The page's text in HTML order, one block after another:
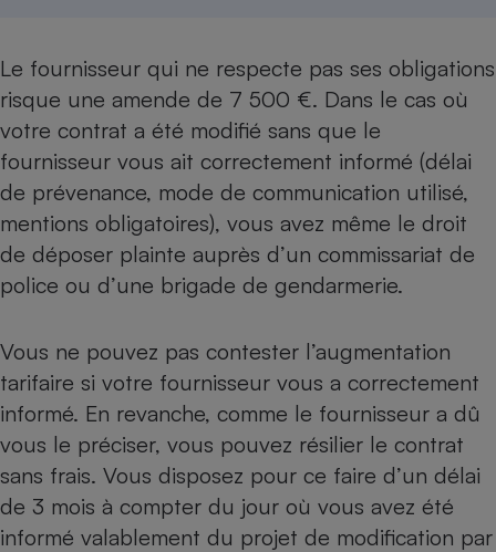
Le fournisseur qui ne respecte pas ses obligations
risque une amende de 7 500 €. Dans le cas où
votre contrat a été modifié sans que le
fournisseur vous ait correctement informé (délai
de prévenance, mode de communication utilisé,
mentions obligatoires), vous avez même le droit
de déposer plainte auprès d’un commissariat de
police ou d’une brigade de gendarmerie.
Vous ne pouvez pas contester l’augmentation
tarifaire si votre fournisseur vous a correctement
informé. En revanche, comme le fournisseur a dû
vous le préciser, vous pouvez résilier le contrat
sans frais. Vous disposez pour ce faire d’un délai
de 3 mois à compter du jour où vous avez été
informé valablement du projet de modification par